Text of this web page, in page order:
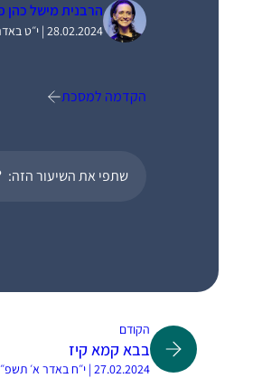
הרבנית מישל כהן
28.02.2024 | י״ט באדר א׳ תשפ״ד
הקדמה למסכת
שתפי את השיעור הזה:
הקודם
בבא קמא קיז
27.02.2024 | י״ח באדר א׳ תשפ״ד